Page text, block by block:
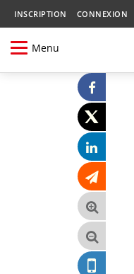
INSCRIPTION CONNEXION
Menu